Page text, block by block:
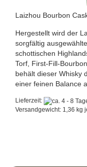
Laizhou Bourbon
Hergestellt wird der
sorgfältig
schottischen
Torf, First-Fill-
behält dieser Whisky
einer feinen Balance
Lieferzeit:
Versandgewicht: 1,36 kg